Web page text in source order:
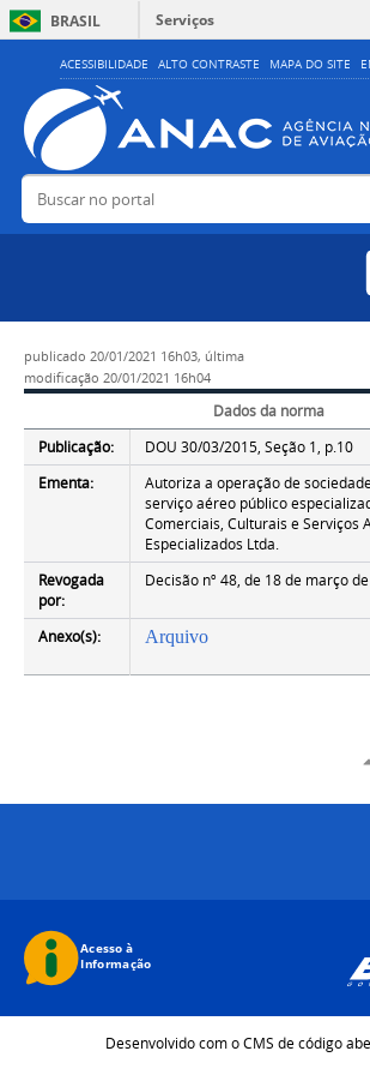
ACESSIBILIDADE ALTO CONTRASTE MAPA DO SITE
BRASIL
Serviços
Acesso
Buscar no portal
publicado 20/01/2021 16h03, última
modificação 20/01/2021 16h04
Dados da norma
Publicação:
DOU 30/03/2015, Seção 1, p.10
Ementa:
Autoriza a operação de
serviço aéreo público
Comerciais, Culturais e Serviços
Especializados Ltda.
Revogada
por:
Decisão nº 48, de 18 de março
Anexo(s): Arquivo
Desenvolvido com o CMS de código